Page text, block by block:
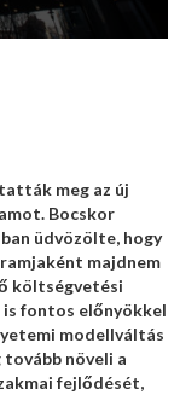
meg az új
Bocskor
üdvözölte, hogy
majdnem
költségvetési
is fontos előnyökkel
modellváltás
növeli a
fejlődését,